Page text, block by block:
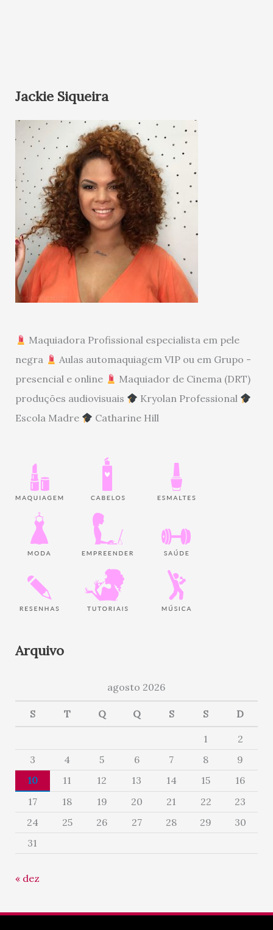
Jackie Siqueira
Maquiadora Profissional especialista em pele
negra
Aulas automaquiagem VIP ou em Grupo -
presencial e online
Maquiador de Cinema (DRT)
produções audiovisuais
Kryolan Professional
Escola Madre
Catharine Hill
Arquivo
agosto 2026
S T Q Q S S D
1
2
3
4 5 6 7 8
9
10
11 12 13 14 15
16
17
18 19 20 21 22
23
24
25 26 27 28 29
30
31
« dez